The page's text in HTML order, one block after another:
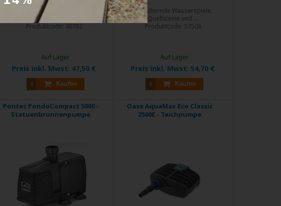
Plätschernde Wasserspiele,
Quellsteine und ...
Produktcode: 46782
Preis inkl. Mwst: 47,50 €
Kaufen
Auf Lager
Plätschernde Wasserspiele,
Quellsteine und ...
Produktcode: 57508
Preis inkl. Mwst: 54,70 €
Kaufen
Auf Lager
Pontec PondoCompact 5000 -
Statuenbrunnenpumpe
Oase AquaMax Eco Classic
2500E - Teichpumpe